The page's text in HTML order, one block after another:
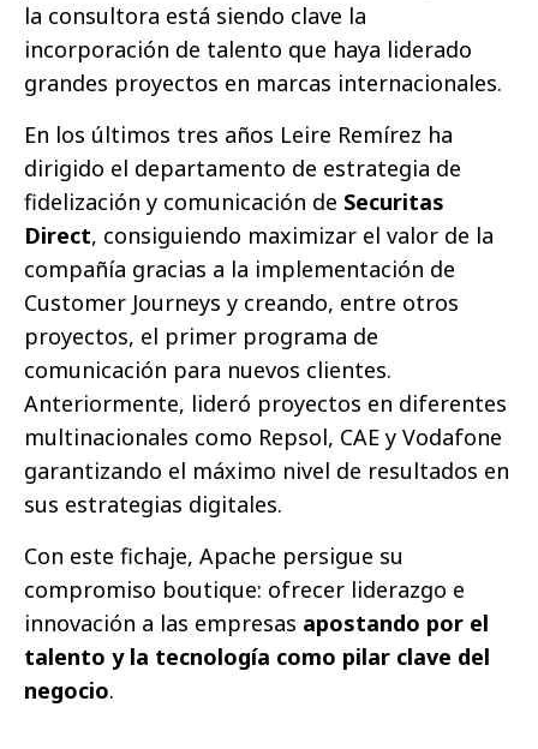
la consultora está siendo clave la
incorporación de talento que haya liderado
grandes proyectos en marcas internacionales.
En los últimos tres años Leire Remírez ha
dirigido el departamento de estrategia de
fidelización y comunicación de Securitas
Direct, consiguiendo maximizar el valor de la
compañía gracias a la implementación de
Customer Journeys y creando, entre otros
proyectos, el primer programa de
comunicación para nuevos clientes.
Anteriormente, lideró proyectos en diferentes
multinacionales como Repsol, CAE y Vodafone
garantizando el máximo nivel de resultados en
sus estrategias digitales.
Con este fichaje, Apache persigue su
compromiso boutique: ofrecer liderazgo e
innovación a las empresas apostando por el
talento y la tecnología como pilar clave del
negocio.